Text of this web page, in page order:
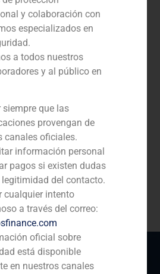
asesor financiero de
estratégico de posibles
España.
y colaboración con
especializados en
a todos nuestros
y al público en
siempre que las
provengan de
canales oficiales.
información personal
pagos si existen dudas
legitimidad del contacto.
cualquier intento
a través del correo:
oficial sobre
está disponible
en nuestros canales